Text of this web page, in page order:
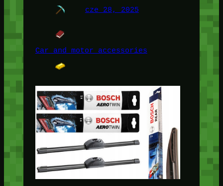
cze 28, 2025
Car and motor accessories